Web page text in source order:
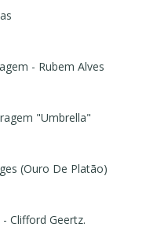
- Rubem Alves
"Umbrella"
(Ouro De Platão)
Clifford Geertz.